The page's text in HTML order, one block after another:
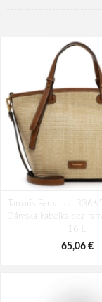
Tamaris Fernanda
Dámska kabelka cez
16 L
65,06 €